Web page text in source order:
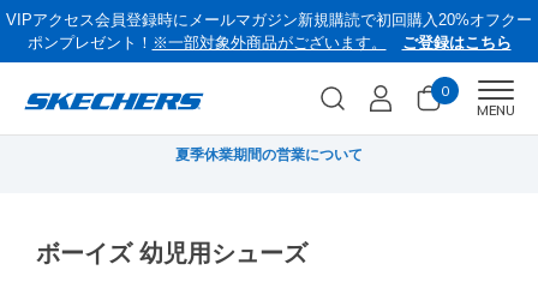
VIPアクセス会員登録時にメールマガジン新規購読で初回購入20%オフクー
ポンプレゼント！ ※一部対象外商品がございます。 ご登録はこちら
0
MENU
夏季休業期間の営業について
ボーイズ 幼児用シューズ